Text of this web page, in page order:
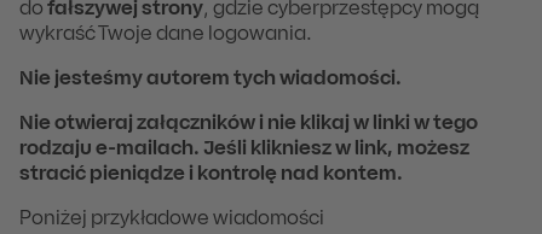
do fałszywej strony, gdzie cyberprzestępcy mogą
wykraść Twoje dane logowania.
Nie jesteśmy autorem tych wiadomości.
Nie otwieraj załączników i nie klikaj w linki w tego
rodzaju e-mailach. Jeśli klikniesz w link, możesz
stracić pieniądze i kontrolę nad kontem.
Poniżej przykładowe wiadomości